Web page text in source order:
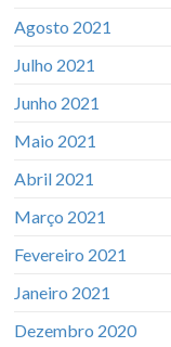
Agosto 2021
Julho 2021
Junho 2021
Maio 2021
Abril 2021
Março 2021
Fevereiro 2021
Janeiro 2021
Dezembro 2020